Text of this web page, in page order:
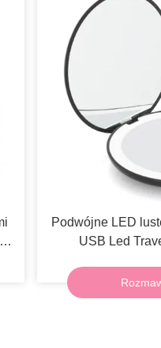
Podwójne LED
USB Led